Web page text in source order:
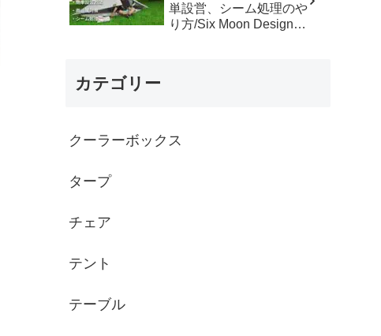
単設営、シーム処理のや
り方/Six Moon Designs
カテゴリー
クーラーボックス
タープ
チェア
テント
テーブル